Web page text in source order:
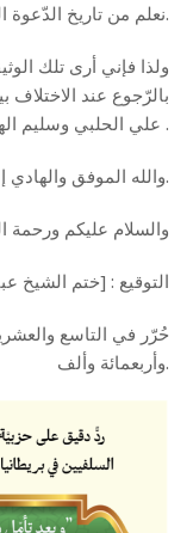
نعلم من تاريخ الدّعوة السّلفية.
ولذا فإني أرى تلك
بالرّجوع عند
علي الحلبي وسليم الهلالي وغيرهما من أهل العلم والفضل .
والله الموفق والهادي إلى مراشد الأمور.
والسلام عليكم ورحمة
التوقيع : [ختم الشيخ
حُرّر في التاسع
وأربعمائة وألف.